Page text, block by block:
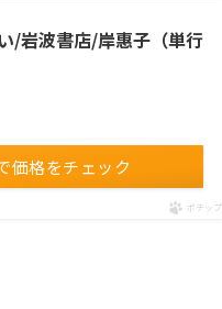
/岩波書店/岸惠子（単行
価格をチェック
ポチップ